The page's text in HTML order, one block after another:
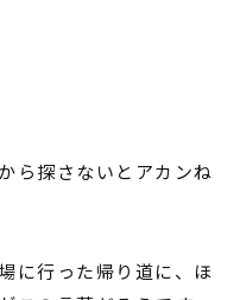
ら探さないとアカンね
に行った帰り道に、ほ